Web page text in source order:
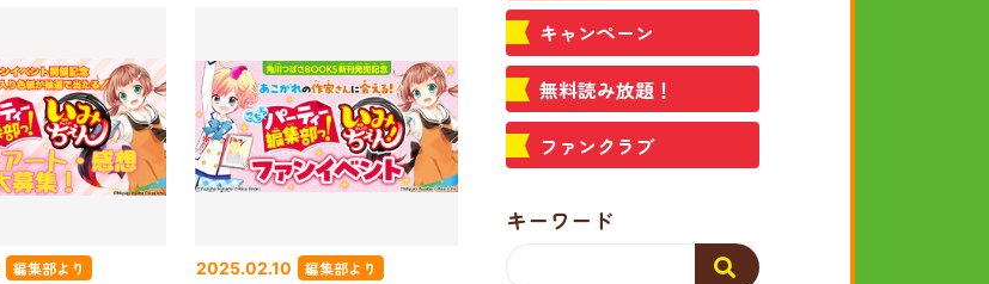
編集部より 2025.02.10 編集部より
キャンペーン
無料読み放題！
ファンクラブ
キーワード